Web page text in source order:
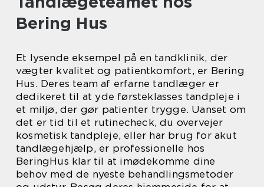
Bering Hus
Et lysende eksempel på en tandklinik, der
vægter kvalitet og patientkomfort, er Bering
Hus. Deres team af erfarne tandlæger er
dedikeret til at yde førsteklasses tandpleje i
et miljø, der gør patienter trygge. Uanset om
det er tid til et rutinecheck, du overvejer
kosmetisk tandpleje, eller har brug for akut
tandlægehjælp, er professionelle hos
BeringHus klar til at imødekomme dine
behov med de nyeste behandlingsmetoder